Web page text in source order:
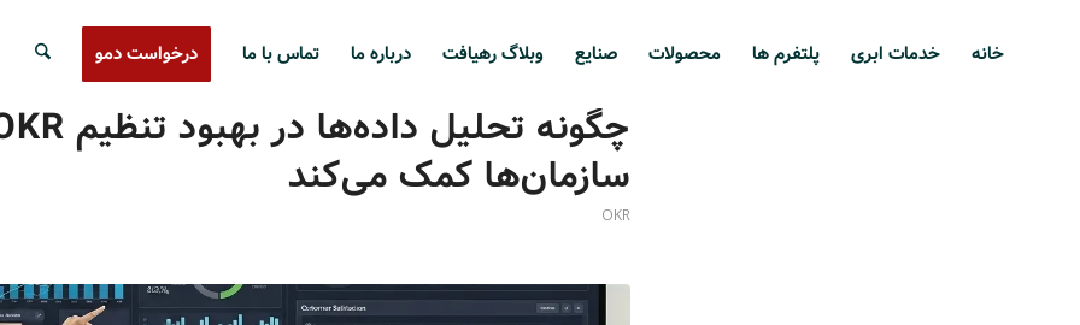
خانه خدمات ابری پلتفرم ها محصولات صنایع وبلاگ رهیافت درباره ما تماس با ما درخواست دمو
سازمان‌ها کمک می‌کند
OKR